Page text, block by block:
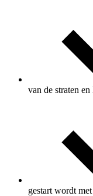
van de straten
gestart wordt